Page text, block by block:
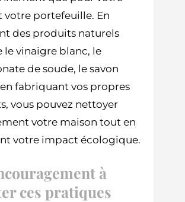
votre portefeuille. En
des produits naturels
le vinaigre blanc, le
de soude, le savon
fabriquant vos propres
vous pouvez nettoyer
votre maison tout en
votre impact écologique.
à
ces pratiques